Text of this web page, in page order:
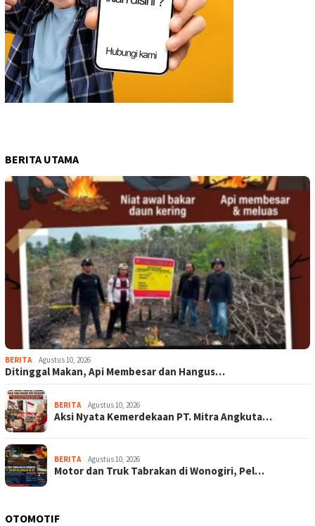
BERITA UTAMA
BERITA Agustus 10, 2026
Ditinggal Makan, Api Membesar dan Hangus…
BERITA Agustus 10, 2026
Aksi Nyata Kemerdekaan PT. Mitra Angkuta…
BERITA Agustus 10, 2026
Motor dan Truk Tabrakan di Wonogiri, Pel…
OTOMOTIF